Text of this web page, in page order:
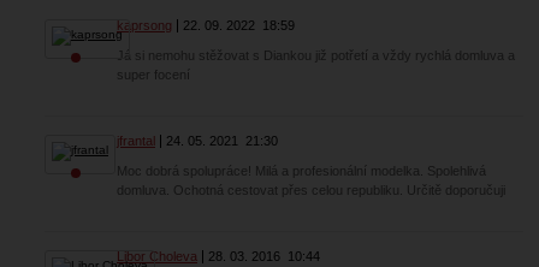
kaprsong 22. 09. 2022 18:59
Já si nemohu stěžovat s Diankou již potřetí a vždy rychlá domluva a
super focení
jfrantal 24. 05. 2021 21:30
Moc dobrá spolupráce! Milá a profesionální modelka. Spolehlivá
domluva. Ochotná cestovat přes celou republiku. Určitě doporučuji
Libor Choleva 28. 03. 2016 10:44